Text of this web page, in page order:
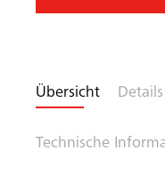
Übersicht Details
Technische